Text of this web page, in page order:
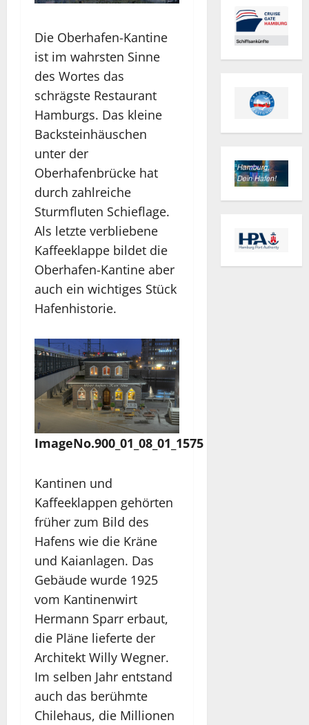
Die Oberhafen-Kantine
ist im wahrsten Sinne
des Wortes das
schrägste Restaurant
Hamburgs. Das kleine
Backsteinhäuschen
unter der
Oberhafenbrücke hat
durch zahlreiche
Sturmfluten Schieflage.
Als letzte verbliebene
Kaffeeklappe bildet die
Oberhafen-Kantine aber
auch ein wichtiges Stück
Hafenhistorie.
ImageNo.900_01_08_01_1575
Kantinen und
Kaffeeklappen gehörten
früher zum Bild des
Hafens wie die Kräne
und Kaianlagen. Das
Gebäude wurde 1925
vom Kantinenwirt
Hermann Sparr erbaut,
die Pläne lieferte der
Architekt Willy Wegner.
Im selben Jahr entstand
auch das berühmte
Chilehaus, die Millionen